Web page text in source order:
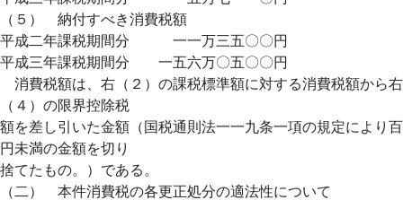
（５） 納付すべき消費税額
平成二年課税期間分 一一万三五〇〇円
平成三年課税期間分 一五六万〇五〇〇円
消費税額は、右（２）の課税標準額に対する消費税額から右
（４）の限界控除税
額を差し引いた金額（国税通則法一一九条一項の規定により百
円未満の金額を切り
捨てたもの。）である。
（二） 本件消費税の各更正処分の適法性について